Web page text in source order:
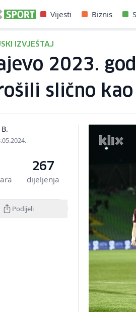
Vijesti Biznis
IZVJEŠTAJ
2023.
slično
B.
267
dijeljenja
Podijeli